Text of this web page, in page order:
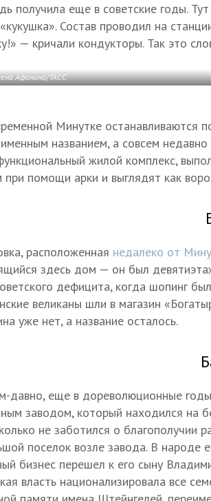
получила еще в советские годы.
Состав проводил на
— кричали кондукторы. Так это
Афонина/ТАСС
Минутке останавливаются
названием, а совсем
жилой комплекс,
при помощи арки и выглядят как
расположенная недалеко от
здесь дом — он был
дефицита, когда шопинг
великаны шли в магазин
уже нет, а название осталось.
давно, еще в дореволюционные
заводом, который находился на
не заботился о благополучии
поселок возле завода. В народе
бизнес перешел к его сыну
власть национализировала все